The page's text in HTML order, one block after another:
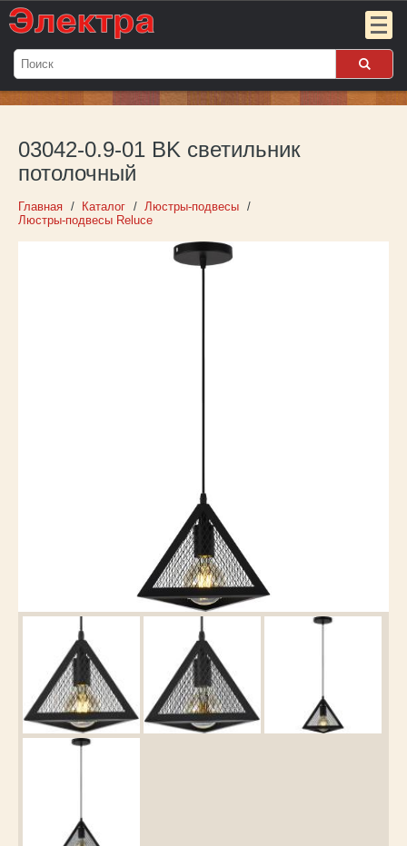
Мой
Пока
пуст
Войти
О компании
03042-0.9-01 BK светильник
потолочный
Главная Каталог
Люстры-подвесы
Люстры-подвесы Reluce